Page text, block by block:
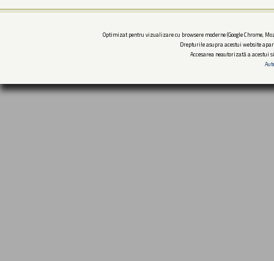
Optimizat pentru vizualizare cu browsere moderne (Google Chrome,
Drepturile asupra acestui website
Accesarea neautorizată a acestui